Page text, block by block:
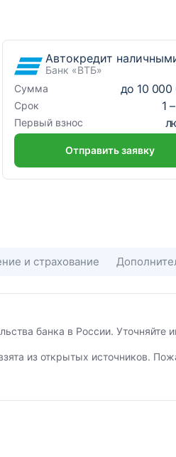
Автокредит
Банк «ВТБ»
Сумма
до 10
Срок 1 –
Первый взнос
Отправить заявку
и страхование
банка в России.
из открытых источников.